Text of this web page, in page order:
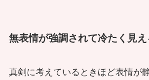
無表情が強調されて冷たく見え
真剣に考えているときほど表情が